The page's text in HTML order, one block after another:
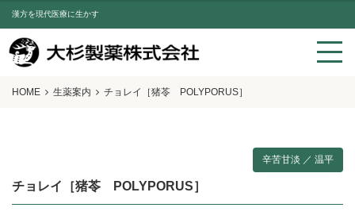
漢方を現代医療に生かす
HOME 生薬案内 チョレイ［猪苓 POLYPORUS］
辛苦甘淡 ／ 温平
チョレイ［猪苓 POLYPORUS］